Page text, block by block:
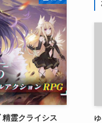
霊クライシス